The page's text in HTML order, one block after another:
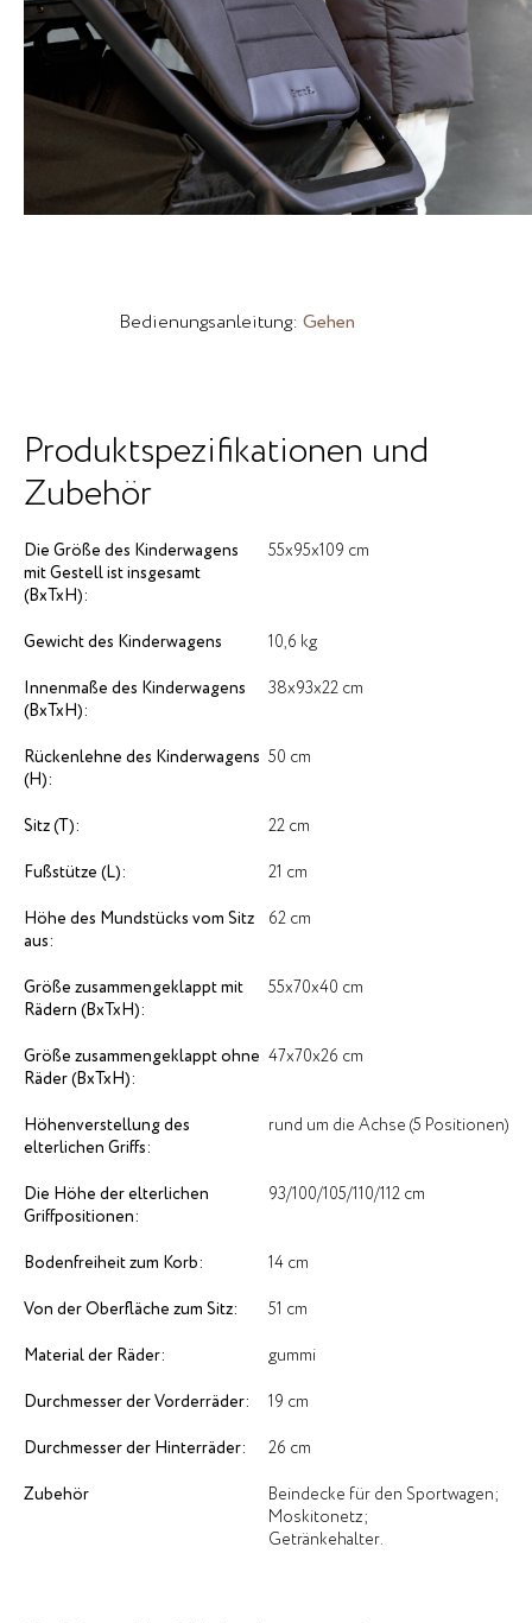
Bedienungsanleitung: Gehen
Produktspezifikationen und
Zubehör
Die Größe des Kinderwagens
mit Gestell ist insgesamt
(BxTxH):
55х95х109 cm
Gewicht des Kinderwagens 10,6 kg
Innenmaße des Kinderwagens
(BxTxH):
38х93х22 cm
Rückenlehne des Kinderwagens
(H):
50 cm
Sitz (T): 22 cm
Fußstütze (L): 21 cm
Höhe des Mundstücks vom Sitz
aus:
62 cm
Größe zusammengeklappt mit
Rädern (BxTxH):
55х70х40 cm
Größe zusammengeklappt ohne
Räder (BxTxH):
47х70х26 cm
Höhenverstellung des
elterlichen Griffs:
rund um die Achse (5 Positionen)
Die Höhe der elterlichen
Griffpositionen:
93/100/105/110/112 cm
Bodenfreiheit zum Korb: 14 cm
Von der Oberfläche zum Sitz: 51 cm
Material der Räder: gummi
Durchmesser der Vorderräder: 19 cm
Durchmesser der Hinterräder: 26 cm
Zubehör
Beindecke für den Sportwagen;
Moskitonetz;
Getränkehalter.